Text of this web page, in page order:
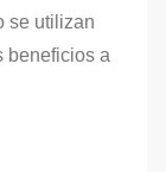
se utilizan
beneficios a